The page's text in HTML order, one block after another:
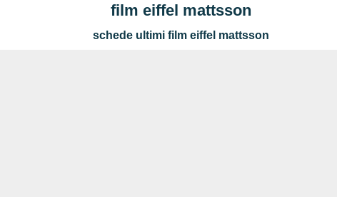
film eiffel mattsson
schede ultimi film eiffel mattsson